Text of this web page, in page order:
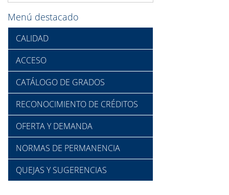
Menú destacado
CALIDAD
ACCESO
CATÁLOGO DE GRADOS
RECONOCIMIENTO DE CRÉDITOS
OFERTA Y DEMANDA
NORMAS DE PERMANENCIA
QUEJAS Y SUGERENCIAS